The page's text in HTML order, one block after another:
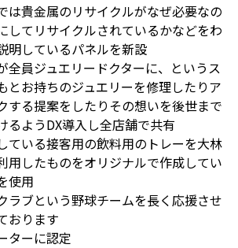
は貴金属のリサイクルがなぜ必要なの
してリサイクルされているかなどをわ
明しているパネルを新設
全員ジュエリードクターに、というス
とお持ちのジュエリーを修理したりア
する提案をしたりその想いを後世まで
るようDX導入し全店舗で共有
ている接客用の飲料用のトレーを大林
用したものをオリジナルで作成してい
使用
ラブという野球チームを長く応援させ
おります
ターに認定